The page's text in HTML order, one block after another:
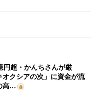
円超・かんちさんが厳
オクシアの次」に資金が流
高…